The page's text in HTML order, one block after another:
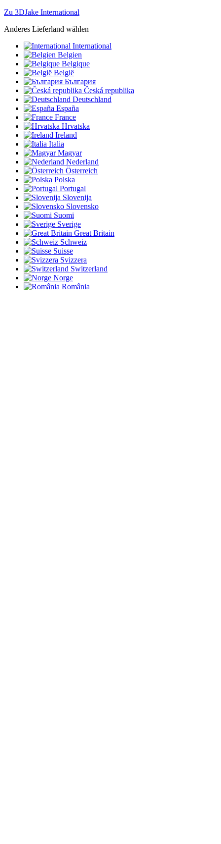
Zu 3DJake International
Anderes Lieferland wählen
International
Belgien
Belgique
België
България
Česká republika
Deutschland
España
France
Hrvatska
Ireland
Italia
Magyar
Nederland
Österreich
Polska
Portugal
Slovenija
Slovensko
Suomi
Sverige
Great Britain
Schweiz
Suisse
Svizzera
Switzerland
Norge
România